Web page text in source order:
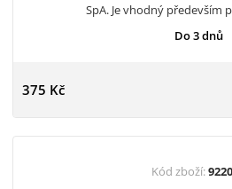
SpA. Je vhodný především
Do 3 dnů
375 Kč
Kód zboží: